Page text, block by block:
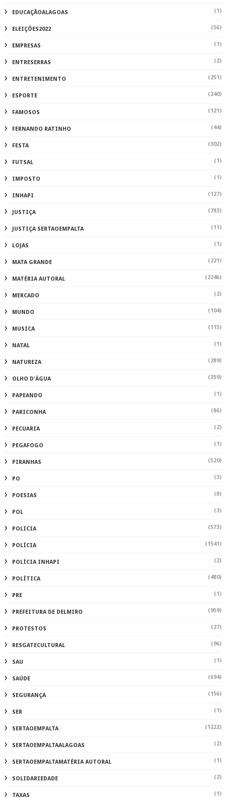
EDUCAÇÃOALAGOAS (1)
ELEIÇÕES2022 (56)
EMPRESAS (1)
ENTRESERRAS (2)
ENTRETENIMENTO (251)
ESPORTE (240)
FAMOSOS (121)
FERNANDO RATINHO (44)
FESTA (302)
FUTSAL (1)
IMPOSTO (1)
INHAPI (127)
JUSTIÇA (783)
JUSTIÇA SERTAOEMPALTA (11)
LOJAS (1)
MATA GRANDE (221)
MATÉRIA AUTORAL (2246)
MERCADO (2)
MUNDO (104)
MUSICA (115)
NATAL (1)
NATUREZA (289)
OLHO D'ÁGUA (359)
PAPEANDO (1)
PARICONHA (86)
PECUARIA (2)
PEGAFOGO (1)
PIRANHAS (520)
PO (3)
POESIAS (8)
POL (3)
POLICIA (573)
POLÍCIA (1541)
POLÍCIA INHAPI (2)
POLÍTICA (480)
PRE (1)
PREFEITURA DE DELMIRO (959)
PROTESTOS (27)
RESGATECULTURAL (96)
SAU (1)
SAÚDE (694)
SEGURANÇA (156)
SER (1)
SERTAOEMPALTA (1222)
SERTAOEMPALTAALAGOAS (2)
SERTAOEMPALTAMATÉRIA AUTORAL (1)
SOLIDARIEDADE (2)
TAXAS (1)